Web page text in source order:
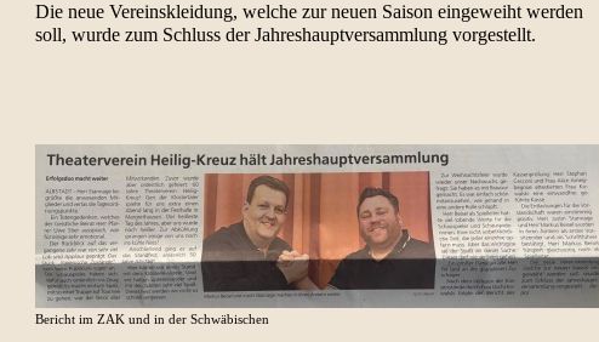
Die neue Vereinskleidung, welche zur neuen Saison eingeweiht werden
soll, wurde zum Schluss der Jahreshauptversammlung vorgestellt.
Bericht im ZAK und in der Schwäbischen